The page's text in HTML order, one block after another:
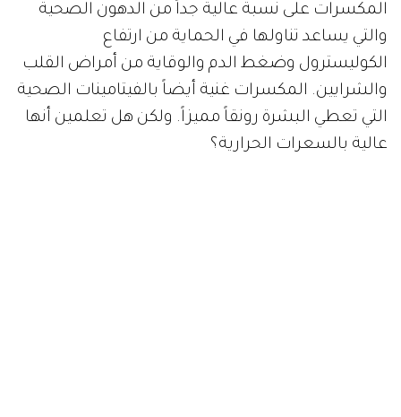
المكسرات على نسبة عالية جداً من الدهون الصحية
والتي يساعد تناولها في الحماية من ارتفاع
الكوليسترول وضغط الدم والوقاية من أمراض القلب
والشرايين. المكسرات غنية أيضاً بالفيتامينات الصحية
التي تعطي البشرة رونقاً مميزاً. ولكن هل تعلمين أنها
عالية بالسعرات الحرارية؟